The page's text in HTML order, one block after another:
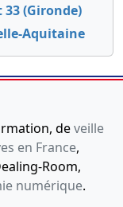
(Gironde)
Aquitaine
deveille
en France,
Room,
numérique.